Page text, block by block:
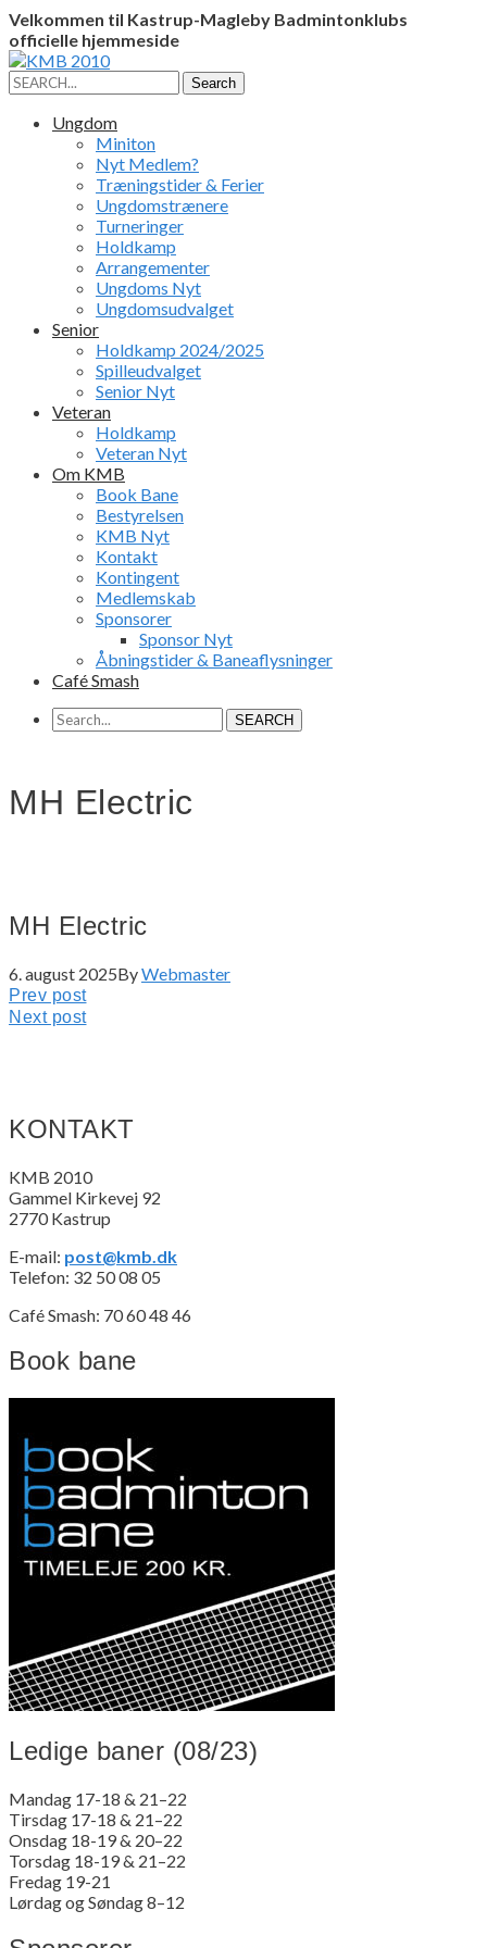
Velkommen til Kastrup-Magleby Badmintonklubs
officielle hjemmeside
Facebook
Profile
Instagram
Profile
Search
for:
Search
Ungdom
Miniton
Nyt Medlem?
Træningstider & Ferier
Ungdomstrænere
Turneringer
Holdkamp
Arrangementer
Ungdoms Nyt
Ungdomsudvalget
Senior
Holdkamp 2024/2025
Spilleudvalget
Senior Nyt
Veteran
Holdkamp
Veteran Nyt
Om KMB
Book Bane
Bestyrelsen
KMB Nyt
Kontakt
Kontingent
Medlemskab
Sponsorer
Sponsor Nyt
Åbningstider & Baneaflysninger
Café Smash
SEARCH
MH Electric
MH Electric
6. august 2025ByWebmaster
Indlægsnavigation
Prev postPrev
post:
Next postNext
KONTAKT
KMB 2010
Gammel Kirkevej 92
2770 Kastrup
E-mail: post@kmb.dk
Telefon: 32 50 08 05
Café Smash: 70 60 48 46
Book bane
Ledige baner (08/23)
Mandag 17-18 & 21–22
Tirsdag 17-18 & 21–22
Onsdag 18-19 & 20–22
Torsdag 18-19 & 21–22
Fredag 19-21
Lørdag og Søndag 8–12